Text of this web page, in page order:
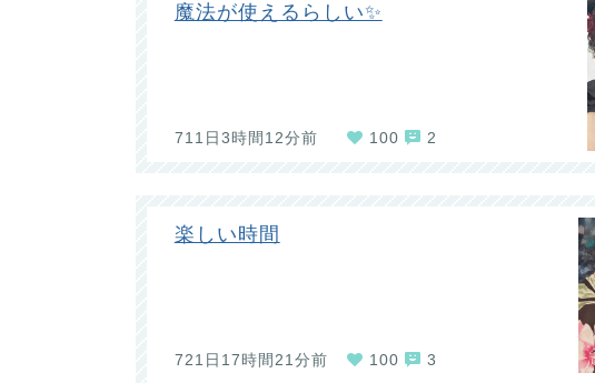
魔法が使えるらしい✨
711日3時間12分前 100 2
楽しい時間
721日17時間21分前 100 3